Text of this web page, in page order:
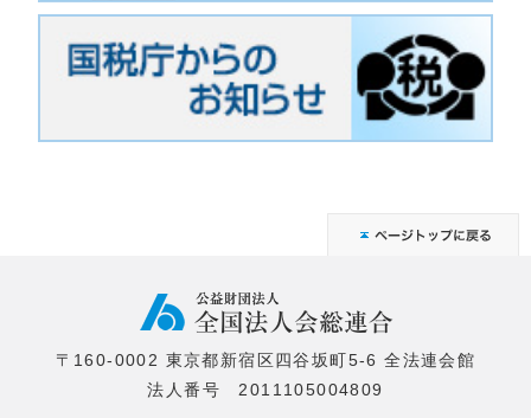
〒160-0002 東京都新宿区四谷坂町5-6 全法連会館
法人番号 2011105004809